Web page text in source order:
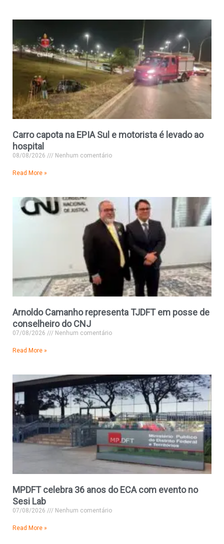
Carro capota na EPIA Sul e motorista é levado ao
hospital
08/08/2026 Nenhum comentário
Read More »
Arnoldo Camanho representa TJDFT em posse de
conselheiro do CNJ
07/08/2026 Nenhum comentário
Read More »
MPDFT celebra 36 anos do ECA com evento no
Sesi Lab
07/08/2026 Nenhum comentário
Read More »